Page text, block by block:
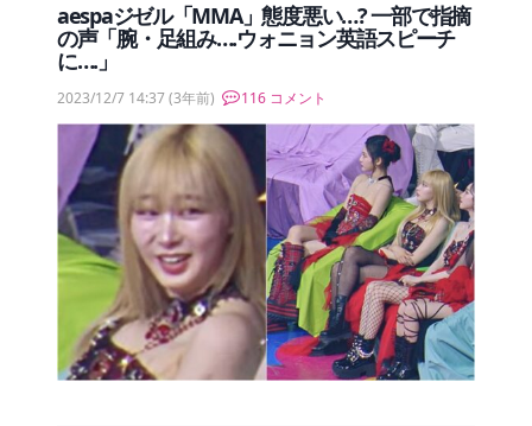
aespaジゼル「MMA」態度悪い…? 一部で指摘
の声「腕・足組み….ウォニョン英語スピーチ
に….」
2023/12/7 14:37(3年前) 116 コメント